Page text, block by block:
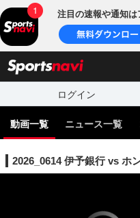
注目の速報や通知は
ログイン
動画一覧 ニュース一覧
2026_0614 伊予銀行 vs ホ